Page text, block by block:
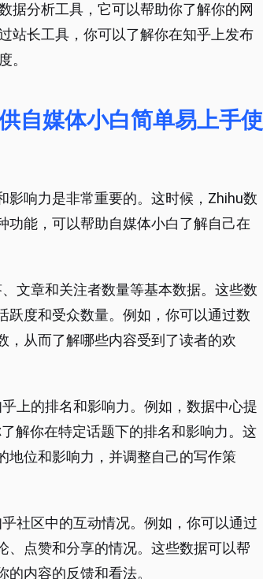
据分析工具，它可以帮助你了解你的网
站长工具，你可以了解你在知乎上发布
。
自媒体小白简单易上手使
影响力是非常重要的。这时候，Zhihu数
功能，可以帮助自媒体小白了解自己在
文章和关注者数量等基本数据。这些数
跃度和受众数量。例如，你可以通过数
，从而了解哪些内容受到了读者的欢
上的排名和影响力。例如，数据中心提
解你在特定话题下的排名和影响力。这
地位和影响力，并调整自己的写作策
社区中的互动情况。例如，你可以通过
、点赞和分享的情况。这些数据可以帮
内容的反馈和看法。